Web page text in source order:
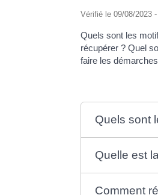
Vérifié le 09/08/2023
Quels sont les
récupérer ? Quel
faire les
Quels sont
Quelle est
Comment